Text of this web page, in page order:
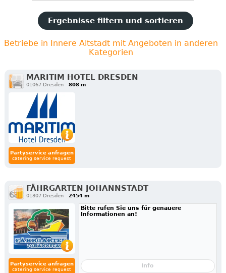
Ergebnisse filtern und sortieren
Betriebe in Innere Altstadt mit Angeboten in anderen
Kategorien
MARITIM HOTEL DRESDEN
01067 Dresden 808 m
Partyservice anfragen
catering service request
FÄHRGARTEN JOHANNSTADT
01307 Dresden 2454 m
Partyservice anfragen
catering service request
Bitte rufen Sie uns für genauere
Informationen an!
Info